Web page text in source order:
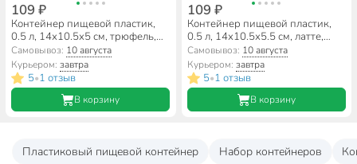
109 ₽
Контейнер пищевой пластик,
0.5 л, 14х10.5х5 см, трюфель,
прямоугольный, Sugar&Spice,
Ваниль, SE167610025
Самовывоз: 10 августа
Курьером:завтра
5•1 отзыв
В корзину
109 ₽
Контейнер пищевой пластик,
0.5 л, 14х10.5х5.5 см, латте,
прямоугольный, Sugar&Spice,
Ваниль, SE167610005
Самовывоз: 10 августа
Курьером: завтра
5•1 отзыв
В корзину
Пластиковый пищевой контейнер Набор контейнеров